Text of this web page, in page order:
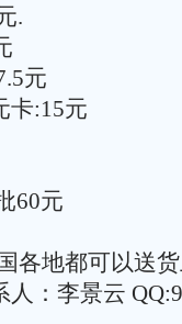
.
元
卡:15元
60元
各地都可以送
：李景云